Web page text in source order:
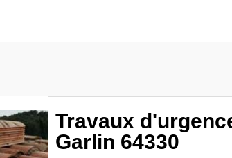
Travaux
Garlin 64330